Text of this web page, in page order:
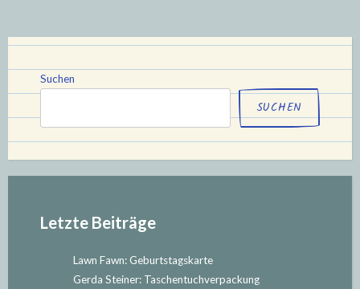
7“
Suchen
SUCHEN
Letzte Beiträge
Lawn Fawn: Geburtstagskarte
Gerda Steiner: Taschentuchverpackung